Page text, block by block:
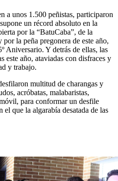
a unos 1.500 peñistas, participaron
un récord absoluto en la
por la “BatuCaba”, de la
la peña pregonera de este año,
Aniversario. Y detrás de ellas, las
este año, ataviadas con disfraces y
y trabajo.
multitud de charangas y
acróbatas, malabaristas,
para conformar un desfile
que la algarabía desatada de las